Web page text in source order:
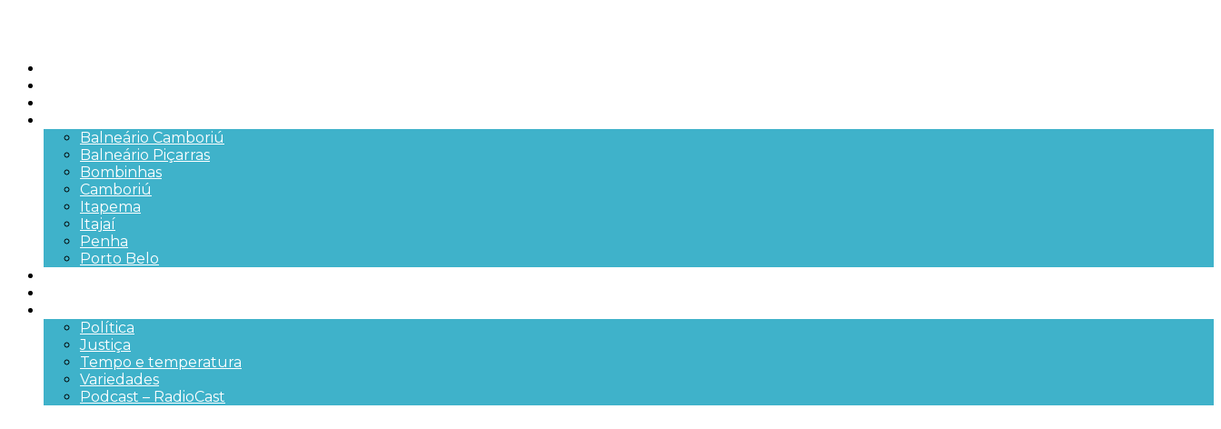
Balneário Camboriú
Balneário Piçarras
Bombinhas
Camboriú
Itapema
Itajaí
Penha
Porto Belo
Política
Justiça
Tempo e temperatura
Variedades
Podcast – RadioCast